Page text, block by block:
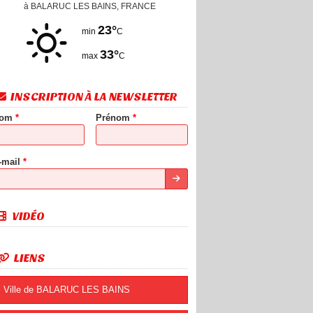
à BALARUC LES BAINS, FRANCE
min23°C
max33°C
INSCRIPTION À LA NEWSLETTER
* Prénom *
mail *
VIDÉO
LIENS
Ville de BALARUC LES BAINS